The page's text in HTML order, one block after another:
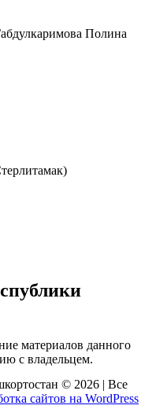
Полина
материалов данного
с владельцем.
© 2026 | Все
сайтов на WordPress